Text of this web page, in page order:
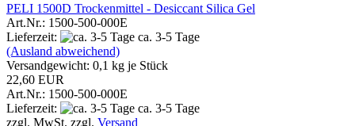
PELI 1500D Trockenmittel - Desiccant Silica Gel
Art.Nr.: 1500-500-000E
Lieferzeit:
ca. 3-5 Tage
(Ausland abweichend)
Versandgewicht: 0,1 kg je Stück
22,60 EUR
Art.Nr.: 1500-500-000E
Lieferzeit:
ca. 3-5 Tage
zzgl. MwSt. zzgl. Versand